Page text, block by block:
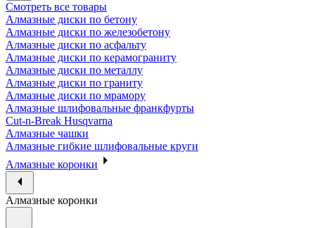
Смотреть все товары
Алмазные диски по бетону
Алмазные диски по железобетону
Алмазные диски по асфальту
Алмазные диски по керамограниту
Алмазные диски по металлу
Алмазные диски по граниту
Алмазные диски по мрамору
Алмазные шлифовальные франкфурты
Cut-n-Break Husqvarna
Алмазные чашки
Алмазные гибкие шлифовальные круги
Алмазные коронки
Алмазные коронки